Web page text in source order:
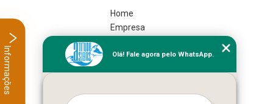
Home
Empresa
Serviços
Mais Serviços
Olá! Fale agora pelo WhatsApp.
Informações